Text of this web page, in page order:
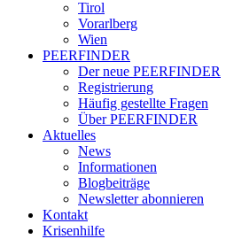
Tirol
Vorarlberg
Wien
PEERFINDER
Der neue PEERFINDER
Registrierung
Häufig gestellte Fragen
Über PEERFINDER
Aktuelles
News
Informationen
Blogbeiträge
Newsletter abonnieren
Kontakt
Krisenhilfe